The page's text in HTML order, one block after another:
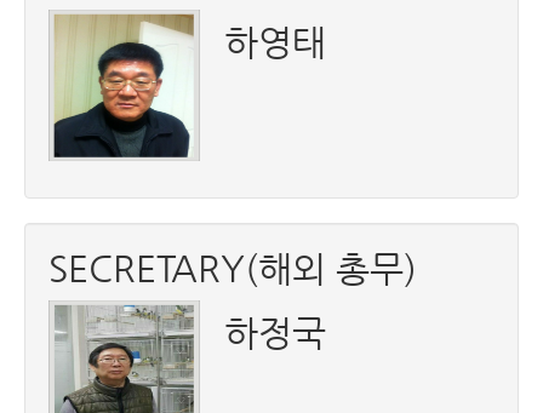
하영태
SECRETARY(해외 총무)
하정국